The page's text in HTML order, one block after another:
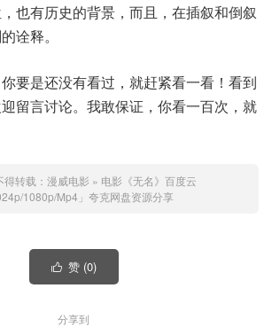
也有历史的背景，而且，在插叙和倒叙
诠释。
你要是还没有看过，就赶紧看一看！看到
留言讨论。我敢保证，你看一百次，就
转载： 漫威电影 » 电影《无名》百度云
1080p/Mp4」夸克网盘资源分享
 赞 (0)
分享到